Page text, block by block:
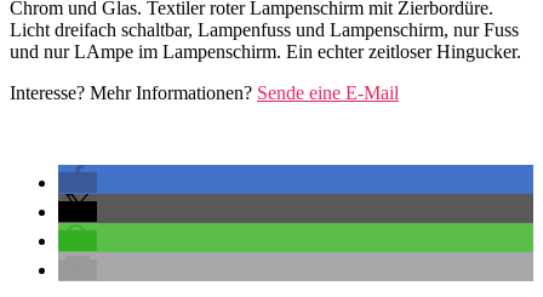
1970ern.
Chrom und Glas. Textiler roter Lampenschirm mit Zierbordüre.
Licht dreifach schaltbar, Lampenfuss und Lampenschirm, nur Fuss
und nur LAmpe im Lampenschirm. Ein echter zeitloser Hingucker.
Interesse? Mehr Informationen? Sende eine E-Mail